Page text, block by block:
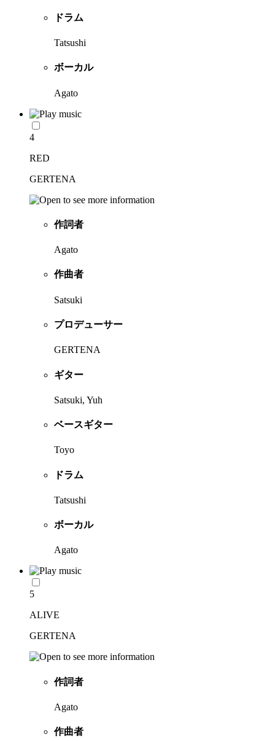
ドラム
Tatsushi
ボーカル
Agato
4
RED
GERTENA
作詞者
Agato
作曲者
Satsuki
プロデューサー
GERTENA
ギター
Satsuki, Yuh
ベースギター
Toyo
ドラム
Tatsushi
ボーカル
Agato
5
ALIVE
GERTENA
作詞者
Agato
作曲者